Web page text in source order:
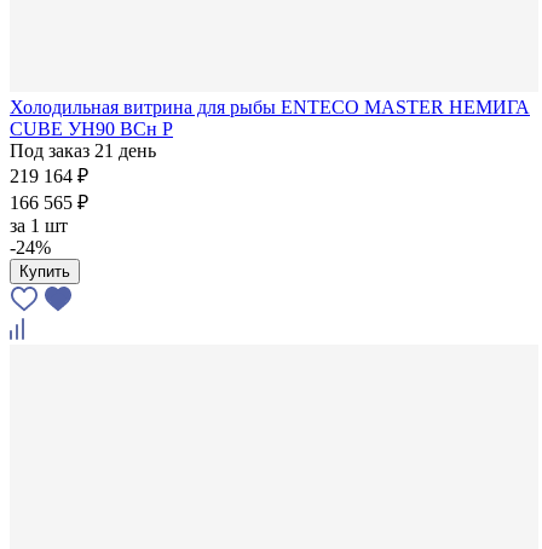
Холодильная витрина для рыбы ENTECO MASTER НЕМИГА
CUBE УН90 ВСн Р
Под заказ 21 день
219 164 ₽
166 565 ₽
за 1 шт
-24%
Купить